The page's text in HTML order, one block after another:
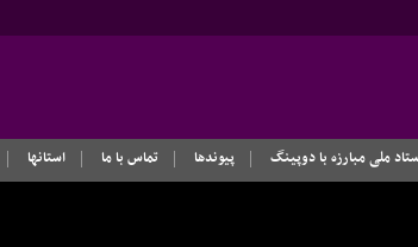
ملی مبارزه با دوپینگ پیوندها تماس با ما استانها